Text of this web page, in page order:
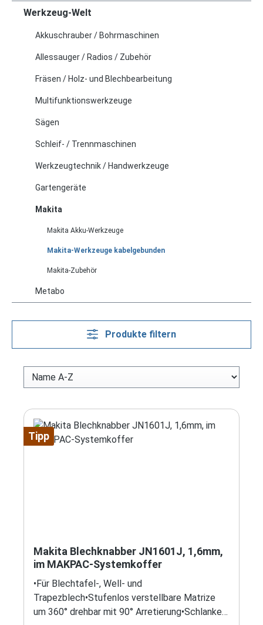
Werkzeug-Welt
Akkuschrauber / Bohrmaschinen
Allessauger / Radios / Zubehör
Fräsen / Holz- und Blechbearbeitung
Multifunktionswerkzeuge
Sägen
Schleif- / Trennmaschinen
Werkzeugtechnik / Handwerkzeuge
Gartengeräte
Makita
Makita Akku-Werkzeuge
Makita-Werkzeuge kabelgebunden
Makita-Zubehör
Metabo
Produkte filtern
Tipp
Makita Blechknabber JN1601J, 1,6mm,
im MAKPAC-Systemkoffer
•Für Blechtafel-, Well- und
Trapezblech•Stufenlos verstellbare Matrize
um 360° drehbar mit 90° Arretierung•Schlanke